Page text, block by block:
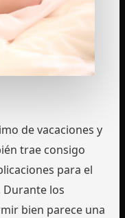
de vacaciones y
trae consigo
para el
Durante los
bien parece una